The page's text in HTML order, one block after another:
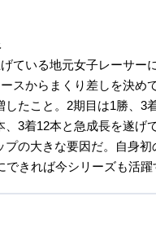
ている地元女子レーサ
スからまくり差しを決
たこと。2期目は1勝、
、3着12本と急成長を遂
の大きな要因だ。自身
きれば今シリーズも活躍